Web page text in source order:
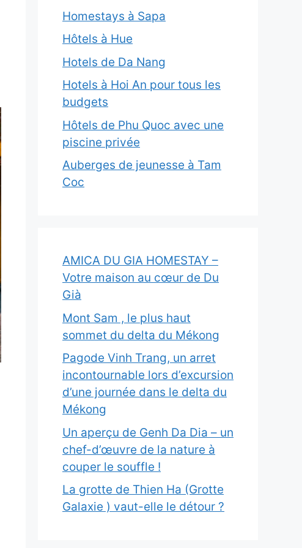
Homestays à Sapa
Hôtels à Hue
Hotels de Da Nang
Hotels à Hoi An pour tous les
budgets
Hôtels de Phu Quoc avec une
piscine privée
Auberges de jeunesse à Tam
Coc
AMICA DU GIA HOMESTAY –
Votre maison au cœur de Du
Già
Mont Sam , le plus haut
sommet du delta du Mékong
Pagode Vinh Trang, un arret
incontournable lors d’excursion
d’une journée dans le delta du
Mékong
Un aperçu de Genh Da Dia – un
chef-d’œuvre de la nature à
couper le souffle !
La grotte de Thien Ha (Grotte
Galaxie ) vaut-elle le détour ?